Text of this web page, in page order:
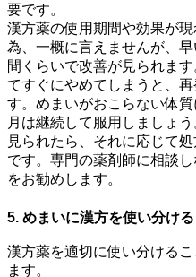
要です。
漢方薬の使用期間や効果が
為、一概に言えませんが、
間くらいで改善が見られま
てすぐにやめてしまうと、
す。めまいがおこらない体
月は継続して服用しましょ
見られたら、それに応じて
です。専門の薬剤師に相談
をお勧めします。
5. めまいに漢方を使い分け
漢方薬を適切に使い分ける
ます。